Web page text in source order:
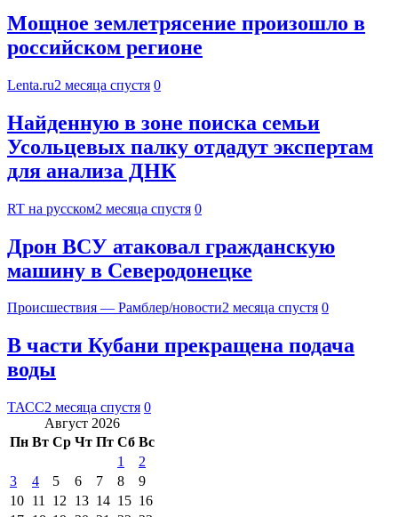
Мощное землетрясение произошло в
российском регионе
Lenta.ru2 месяца спустя 0
Найденную в зоне поиска семьи
Усольцевых палку отдадут экспертам
для анализа ДНК
RT на русском2 месяца спустя 0
Дрон ВСУ атаковал гражданскую
машину в Северодонецке
Происшествия — Рамблер/новости2 месяца спустя 0
В части Кубани прекращена подача
воды
ТАСС2 месяца спустя 0
Август 2026
Пн Вт Ср Чт Пт Сб Вс
1
2
3
4 5 6 7 8
9
10 11 12 13 14 15 16